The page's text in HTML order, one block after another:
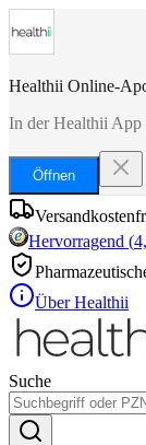
Healthii Online-
In der Healthii App
Öffnen
Hervorragend (
Über Healthii
Suche